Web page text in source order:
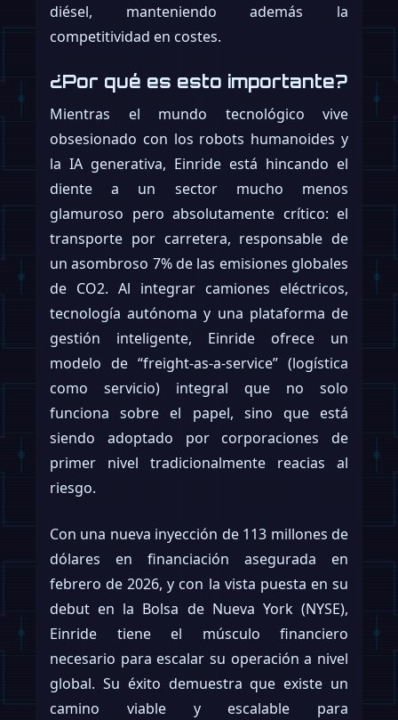
diésel, manteniendo además la
competitividad en costes.
¿Por qué es esto importante?
Mientras el mundo tecnológico vive
obsesionado con los robots humanoides y
la IA generativa, Einride está hincando el
diente a un sector mucho menos
glamuroso pero absolutamente crítico: el
transporte por carretera, responsable de
un asombroso 7% de las emisiones globales
de CO2. Al integrar camiones eléctricos,
tecnología autónoma y una plataforma de
gestión inteligente, Einride ofrece un
modelo de “freight-as-a-service” (logística
como servicio) integral que no solo
funciona sobre el papel, sino que está
siendo adoptado por corporaciones de
primer nivel tradicionalmente reacias al
riesgo.
Con una nueva inyección de 113 millones de
dólares en financiación asegurada en
febrero de 2026, y con la vista puesta en su
debut en la Bolsa de Nueva York (NYSE),
Einride tiene el músculo financiero
necesario para escalar su operación a nivel
global. Su éxito demuestra que existe un
camino viable y escalable para